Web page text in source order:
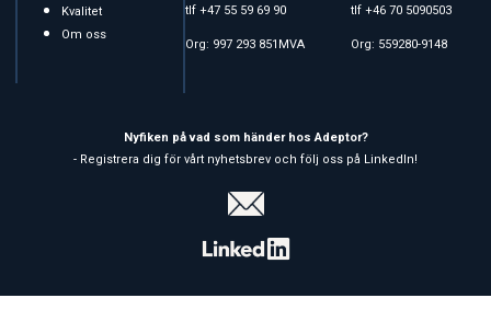
Kvalitet
Om oss
tlf +47 55 59 69 90
Org: 997 293 851MVA
tlf +46 70 5090503
Org: 559280-9148
Nyfiken på vad som händer hos Adeptor?
- Registrera dig för vårt nyhetsbrev och följ oss på LinkedIn!